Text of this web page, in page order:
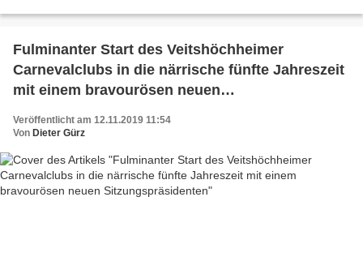
Fulminanter Start des Veitshöchheimer
Carnevalclubs in die närrische fünfte Jahreszeit
mit einem bravourösen neuen
Veröffentlicht am 12.11.2019 11:54
Von Dieter Gürz